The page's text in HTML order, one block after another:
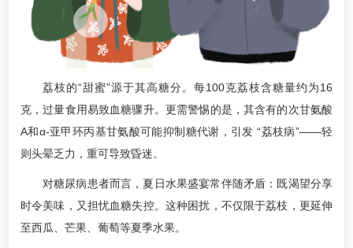
荔枝的“甜蜜”源于其高糖分。每100克荔枝含糖量约为16
克，过量食用易致血糖骤升。更需警惕的是，其含有的次甘氨酸
A和α-亚甲环丙基甘氨酸可能抑制糖代谢，引发 “荔枝病”——轻
则头晕乏力，重可导致昏迷。
对糖尿病患者而言，夏日水果盛宴常伴随矛盾：既渴望分享
时令美味，又担忧血糖失控。这种困扰，不仅限于荔枝，更延伸
至西瓜、芒果、葡萄等夏季水果。